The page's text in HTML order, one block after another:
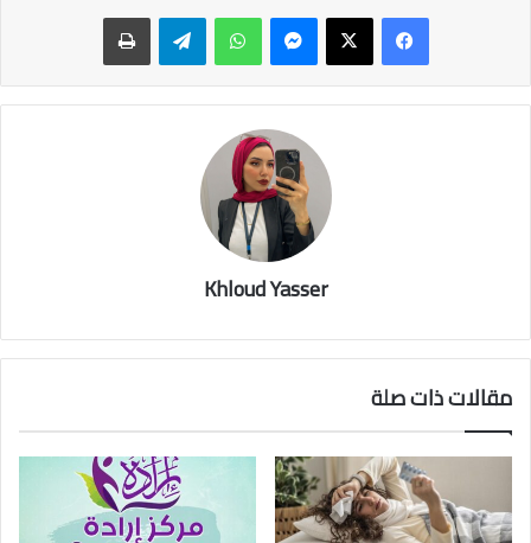
ماسنجر واتساب تيلقرام طباعة
Khloud Yasser
مقالات ذات صلة